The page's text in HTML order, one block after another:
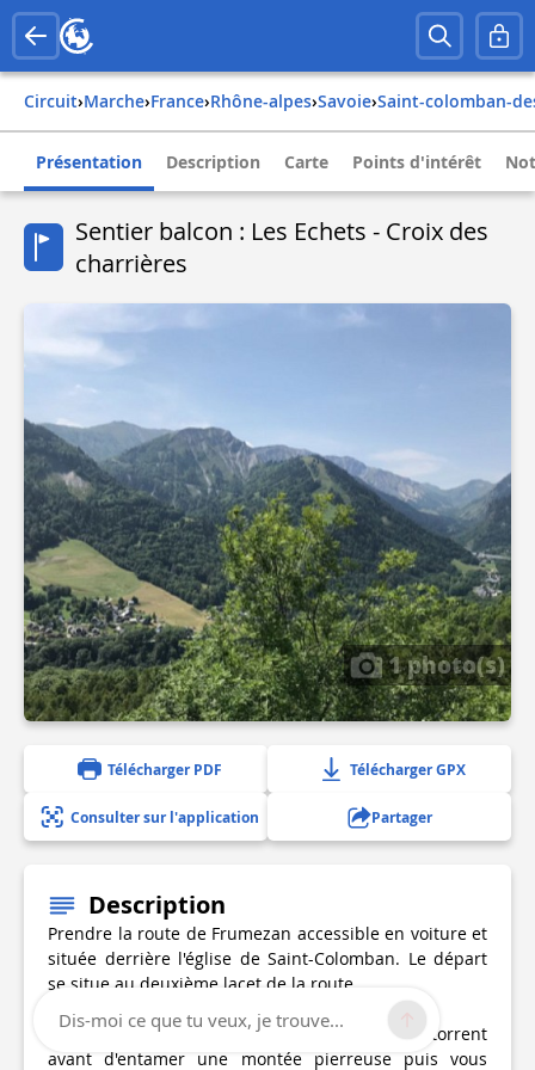
Circuit› Marche› france› rhône-alpes› savoie› saint-colomban-
Présentation Description Carte Points d'intérêt
Sentier balcon : Les Echets - Croix des
charrières
1 photo(s)
Télécharger PDF Télécharger GPX
Consulter sur l'application Partager
Description
Prendre la route de Frumezan accessible en voiture et
située derrière l'église de Saint-Colomban. Le départ
se situe au deuxième lacet de la route.
Prendre un petit chemin puis traverser un torrent
avant d'entamer une montée pierreuse puis vous
Dis-moi ce que tu veux, je trouve...